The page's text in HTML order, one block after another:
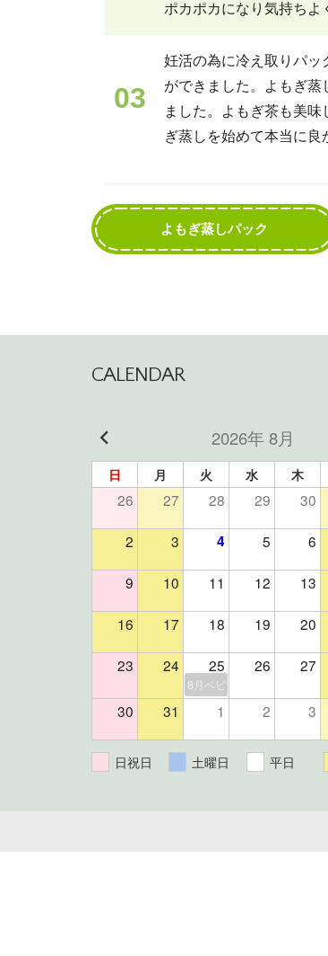
ポカポカになり気持ちよ
03
妊活の為に冷え取りパッ
ができました。よもぎ蒸
ました。よもぎ茶も美
ぎ蒸しを始めて本当に良
よもぎ蒸しパック
CALENDAR
2026年 8月
日 月 火 水 木
26 27 28 29 30
2 3 4 5 6
9 10 11 12 13
16 17 18 19 20
23 24 25 26 27
8月ベビマ＆よもぎ蒸しイベ
30 31 1 2 3
日祝日 土曜日 平日